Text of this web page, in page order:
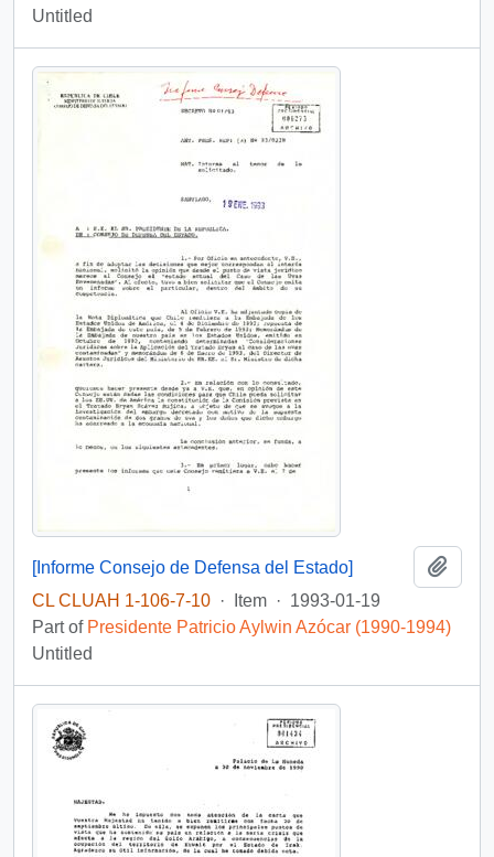
Untitled
[Informe Consejo de Defensa del Estado]
CL CLUAH 1-106-7-10 · Item · 1993-01-19
Part of Presidente Patricio Aylwin Azócar (1990-1994)
Untitled